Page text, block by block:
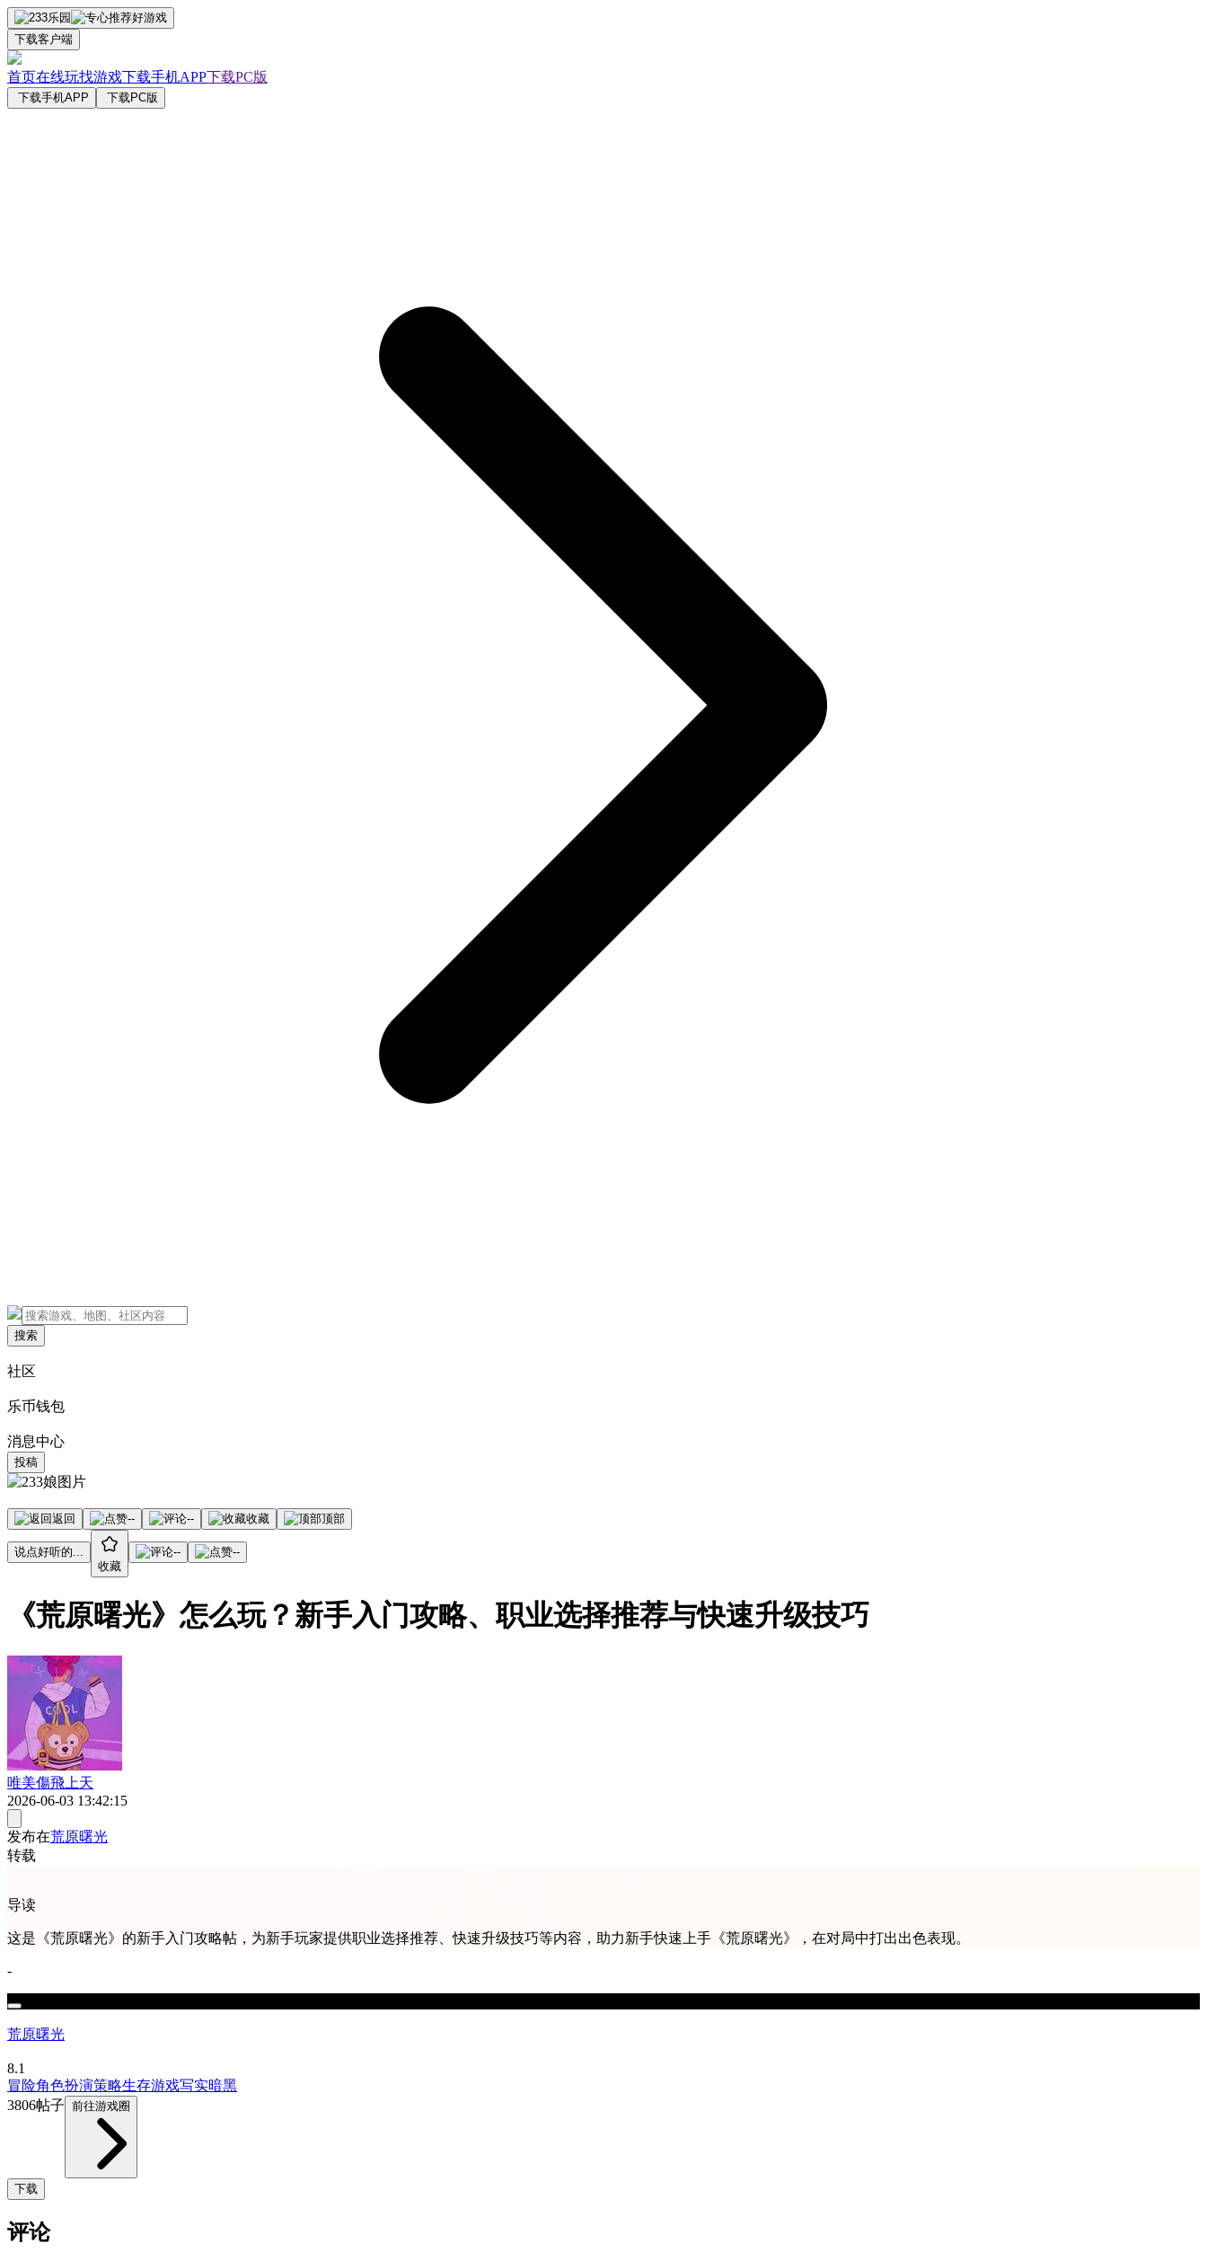
下载客户端
首页在线玩找游戏下载手机APP下载PC版
下载手机APP 下载PC版
搜索
社区
乐币钱包
消息中心
投稿
返回 -- -- 收藏 顶部
说点好听的...
收藏
-- --
《荒原曙光》怎么玩？新手入门攻略、职业选择推荐与快速升级技巧
唯美傷飛上天
2026-06-03 13:42:15
发布在荒原曙光
转载
导读
这是《荒原曙光》的新手入门攻略帖，为新手玩家提供职业选择推荐、快速升级技巧等内容，助力新手快速上手《荒原曙光》，在对局中打出出色表现。
-
荒原曙光
8.1
冒险角色扮演策略生存游戏写实暗黑
3806帖子 前往游戏圈
下载
评论